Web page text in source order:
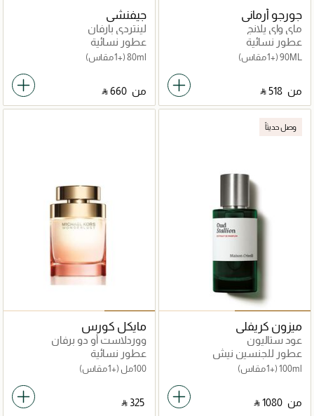
جورجو أرماني
ماي واي يلانج
عطور نسائية
90ML (+1 مقاس)
من ‎ ⃁ ⁦518⁩ ‎
جيفنشي
لينتردي بارفان
عطور نسائية
80ml (+1 مقاس)
من ‎ ⃁ ⁦660⁩ ‎
وصل حديثاً
ميزون كريفلي
عود ستاليون
عطور للجنسين نيش
100ml (+1 مقاس)
من ‎ ⃁ ⁦1080⁩ ‎
مايكل كورس
ووردلاست أو دو برفان
عطور نسائية
100مل (+1 مقاس)
‎ ⃁ ⁦325⁩ ‎